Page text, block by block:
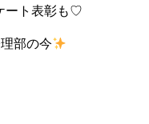
ート表彰も♡
部の今